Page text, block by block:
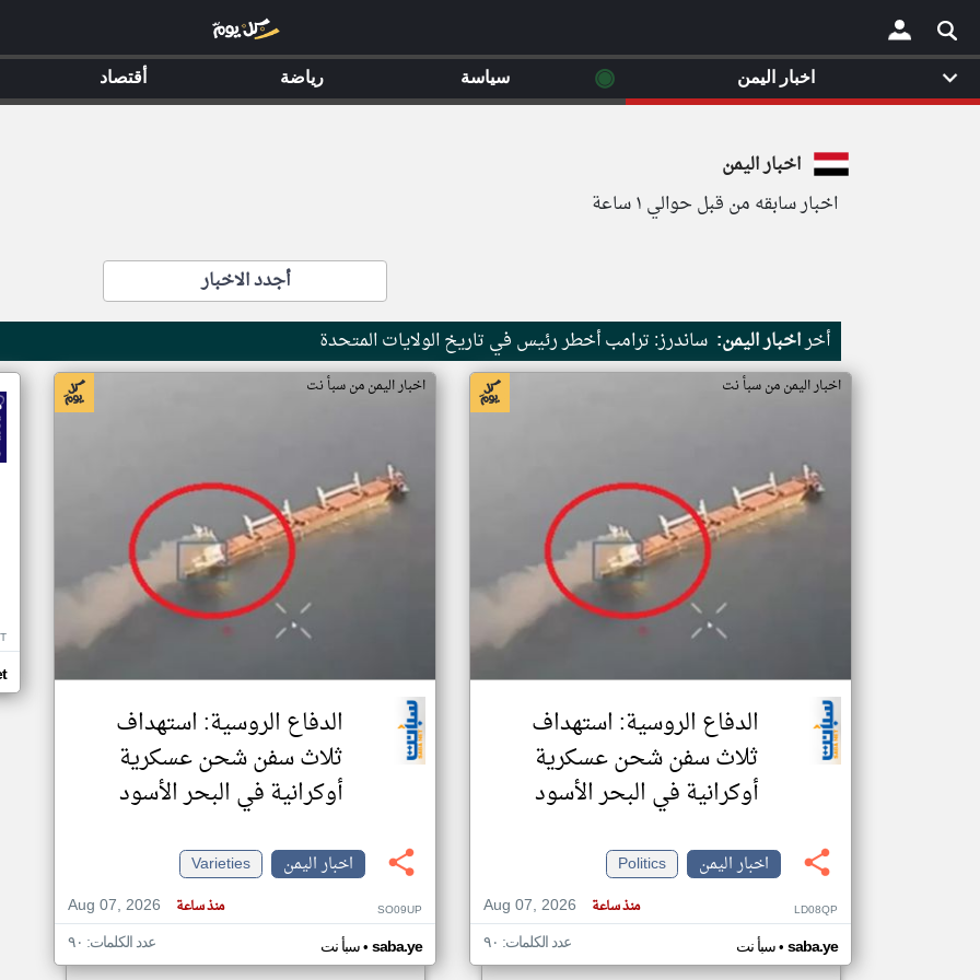
×
اخبار اليمن
اخبار سابقه من قبل حوالي ١ ساعة
أجدد الاخبار
أخراخبار اليمن: ساندرز: ترامب أخطر رئيس في تاريخ الولايات المتحدة
اخبار اليمن من سبأ نت
الدفاع الروسية: استهداف
ثلاث سفن شحن عسكرية
أوكرانية في البحر الأسود
اخبار اليمن
Politics
Aug 07, 2026
منذ ساعة LD08QP
سبأ نت• saba.ye عدد الكلمات: ٩٠
اخبار اليمن من سبأ نت
الدفاع الروسية: استهداف
ثلاث سفن شحن عسكرية
أوكرانية في البحر الأسود
اخبار اليمن
Varieties
Aug 07, 2026
منذ ساعة SO09UP
سبأ نت• saba.ye عدد الكلمات: ٩٠
اخبار اليمن ◉ سياسة رياضة أقتصاد